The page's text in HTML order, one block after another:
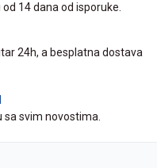
14 dana od isporuke.
24h, a besplatna dostava
sa svim novostima.